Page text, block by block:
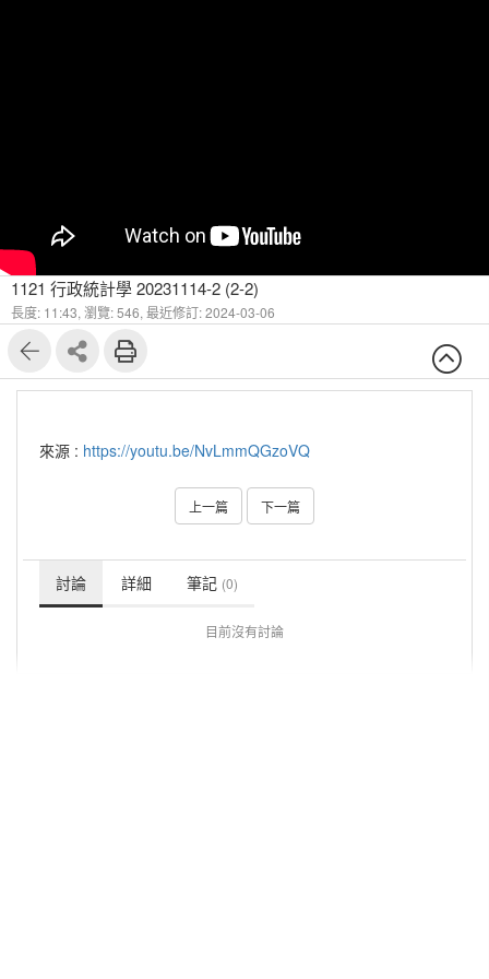
1121 行政統計學 20231114-2 (2-2)
長度: 11:43, 瀏覽: 546, 最近修訂: 2024-03-06
來源 : https://youtu.be/NvLmmQGzoVQ
上一篇 下一篇
討論 詳細 筆記 (0)
目前沒有討論